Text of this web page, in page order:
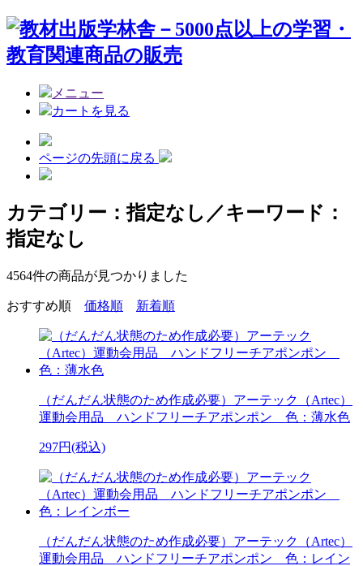
メニュー
カートを見る
ページの先頭に戻る
カテゴリー：指定なし／キーワード：
指定なし
4564件の商品が見つかりました
おすすめ順 価格順 新着順
（だんだん状態のため作成必要）アーテック（Artec）
運動会用品 ハンドフリーチアポンポン 色：薄水色
297円(税込)
（だんだん状態のため作成必要）アーテック（Artec）
運動会用品 ハンドフリーチアポンポン 色：レイン